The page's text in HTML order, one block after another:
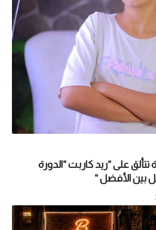
على “ريد كاربت “الدورة
بين الأفضل “